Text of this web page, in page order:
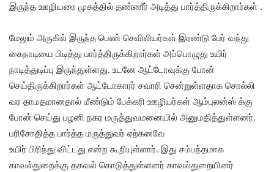
இருந்த ஊழியரை முகத்தில் தண்ணீர் அடித்து பார்த்திருக்கிறார்கள் .
மேலும் அருகில் இருந்த பெண் செவிலியர்கள் இரண்டு பேர் வந்து
கைநாடியை பிடித்து பார்த்திருக்கிறார்கள் அப்பொழுது உயிர்
நாடித்துடிப்பு இருந்துள்ளது. உடனே ஆட்டோவுக்கு போன்
செய்திருக்கிறார்கள் ஆட்டோகாரர் சவாரி சென்றுள்ளதாக சொல்லி
வர தாமதமானதால் மீண்டும் பேக்கரி ஊழியர்கள் ஆம்புலன்ஸ் க்கு
போன் செய்து பழனி நகர மருத்துவமனையில் அனுமதித்துள்ளனர்.
பரிசோதித்த பார்த்த மருத்துவர் ஏற்கனவே
உயிர் பிரிந்து விட்டது என்ற கூறியுள்ளார். இது சம்பந்தமாக
காவல்துறைக்கு தகவல் கொடுத்துள்ளனர் காவல்துறையினர்